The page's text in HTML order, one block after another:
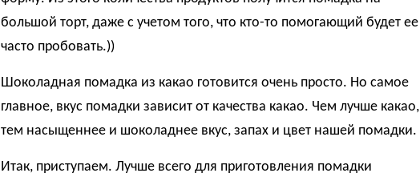
большой торт, даже с учетом того, что кто-то помогающий будет ее
часто пробовать.))
Шоколадная помадка из какао готовится очень просто. Но самое
главное, вкус помадки зависит от качества какао. Чем лучше какао,
тем насыщеннее и шоколаднее вкус, запах и цвет нашей помадки.
Итак, приступаем. Лучше всего для приготовления помадки